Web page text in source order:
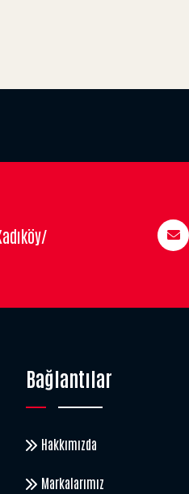
Bağlantılar
Hakkımızda
Markalarımız